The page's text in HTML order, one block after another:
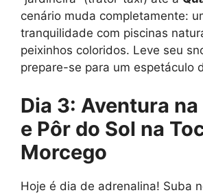
cenário muda completamente:
tranquilidade com piscinas
peixinhos coloridos. Leve seu
prepare-se para um espetáculo
Dia 3: Aventura
e Pôr do Sol na
Morcego
Hoje é dia de adrenalina! Suba